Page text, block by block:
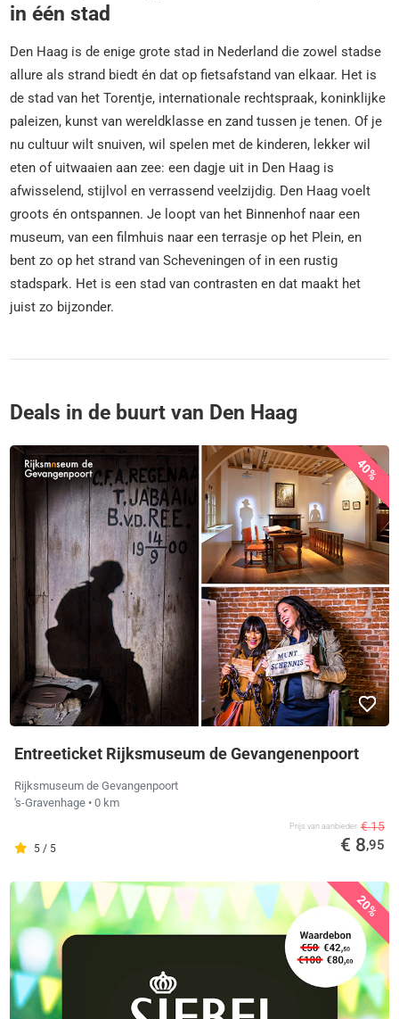
in één stad
Den Haag is de enige grote stad in Nederland die zowel stadse
allure als strand biedt én dat op fietsafstand van elkaar. Het is
de stad van het Torentje, internationale rechtspraak, koninklijke
paleizen, kunst van wereldklasse en zand tussen je tenen. Of je
nu cultuur wilt snuiven, wil spelen met de kinderen, lekker wil
eten of uitwaaien aan zee: een dagje uit in Den Haag is
afwisselend, stijlvol en verrassend veelzijdig. Den Haag voelt
groots én ontspannen. Je loopt van het Binnenhof naar een
museum, van een filmhuis naar een terrasje op het Plein, en
bent zo op het strand van Scheveningen of in een rustig
stadspark. Het is een stad van contrasten en dat maakt het
juist zo bijzonder.
Deals in de buurt van Den Haag
40%
Entreeticket Rijksmuseum de Gevangenenpoort
Rijksmuseum de Gevangenpoort
's-Gravenhage • 0 km
5 / 5
Prijs van aanbieder € 15
€ 8,95
20%